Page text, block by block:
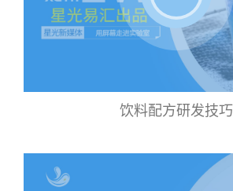
饮料配方研发技巧